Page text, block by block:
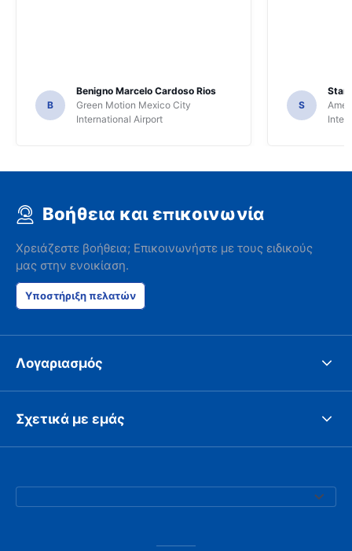
B
Benigno Marcelo Cardoso Rios
Green Motion Mexico City
International Airport
S
Βοήθεια και επικοινωνία
Χρειάζεστε βοήθεια; Επικοινωνήστε με τους ειδικούς
μας στην ενοικίαση.
Υποστήριξη πελατών
Λογαριασμός
Σχετικά με εμάς